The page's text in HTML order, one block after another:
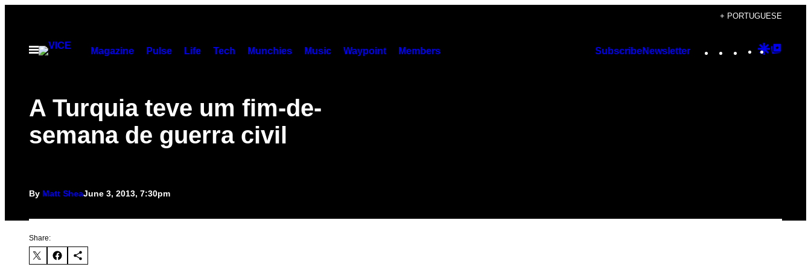
content
+ PORTUGUESE
Open
Magazine Pulse Life Tech Munchies Music Waypoint Members SubscribeNewsletter Instagram
TikTok
YouTube
Google
A Turquia teve um fim-de-
semana de guerra civil
By Matt SheaJune 3, 2013, 7:30pm
Share: